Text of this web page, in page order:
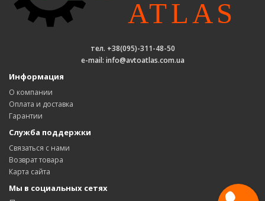
тел. +38(095)-311-48-50
e-mail: info@avtoatlas.com.ua
Информация
О компании
Оплата и доставка
Гарантии
Служба поддержки
Связаться с нами
Возврат товара
Карта сайта
Мы в социальных сетях